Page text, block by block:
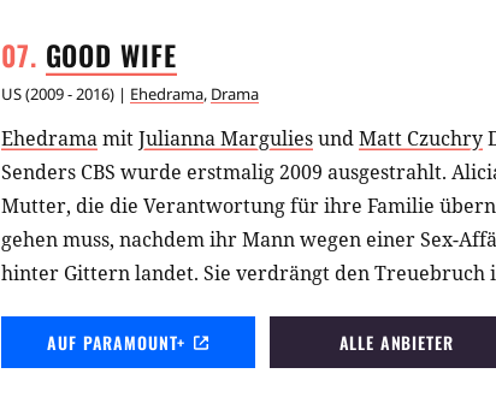
GOODWIFE
US(2009 - 2016) | Ehedrama, Drama
EhedramamitJulianna MarguliesundMatt Czuchry
Senders CBS wurde erstmalig 2009 ausgestrahlt.
Mutter, die die Verantwortung für ihre Familie
gehen muss, nachdem ihr Mann wegen einer Sex-
hinter Gittern landet. Sie verdrängt den Treuebruch
AUF PARAMOUNT+ ALLE ANBIETER